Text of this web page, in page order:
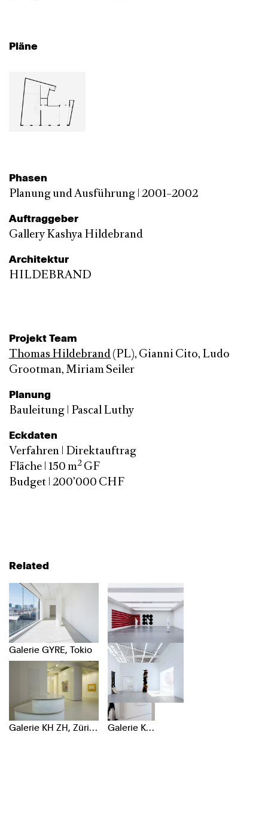
Pläne
Phasen
Planung und Ausführung | 2001–2002
Auftraggeber
Gallery Kashya Hildebrand
Architektur
HILDEBRAND
Projekt Team
Thomas Hildebrand(PL), Gianni Cito, Ludo
Grootman, Miriam Seiler
Planung
Bauleitung | Pascal Luthy
Eckdaten
Verfahren | Direktauftrag
Fläche | 150 m2 GF
Budget | 200’000 CHF
Related
Galerie GYRE, Tokio
Galerie KH ZH, Zürich Galerie KH NY, New York